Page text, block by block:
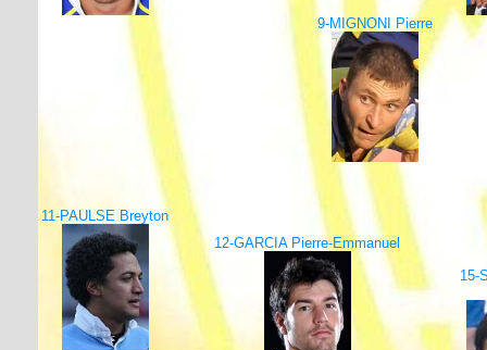
9-MIGNONI Pierre
11-PAULSE Breyton
12-GARCIA Pierre-Emmanuel
15-